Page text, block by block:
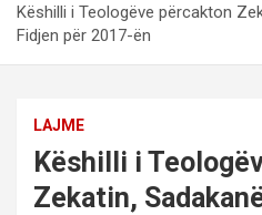
Këshilli i Teologëve përcakton
Fidjen për 2017-ën
LAJME
Këshilli i
Zekatin,